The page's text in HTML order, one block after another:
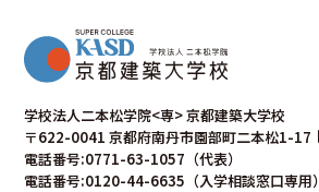
学校法人二本松学院<専> 京都建築大学校
〒622-0041 京都府南丹市園部町二本松1-17
電話番号:0771-63-1057（代表）
電話番号:0120-44-6635（入学相談窓口専用）